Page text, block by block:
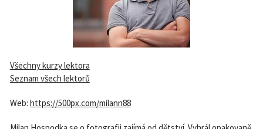
Všechny kurzy lektora
Seznam všech lektorů
Web: https://500px.com/milann88